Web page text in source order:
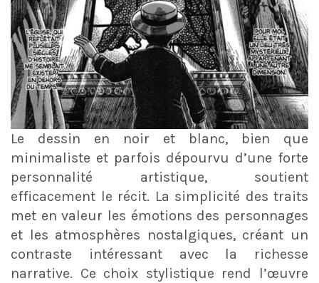
Le dessin en noir et blanc, bien que
minimaliste et parfois dépourvu d’une forte
personnalité artistique, soutient
efficacement le récit. La simplicité des traits
met en valeur les émotions des personnages
et les atmosphères nostalgiques, créant un
contraste intéressant avec la richesse
narrative. Ce choix stylistique rend l’œuvre